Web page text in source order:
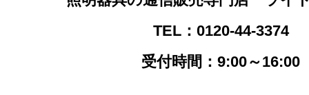
TEL：0120-44-3374
受付時間：9:00～16:00